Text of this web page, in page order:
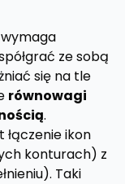
ze sobą
się na tle
równowagi
.
ikon
konturach) z
Taki